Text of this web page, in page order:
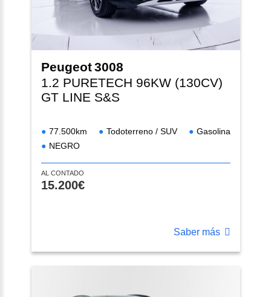
Peugeot3008
1.2 PURETECH 96KW (130CV)
GT LINE S&S
77.500km Todoterreno / SUV
Gasolina
NEGRO
AL CONTADO
15.200€
Saber más